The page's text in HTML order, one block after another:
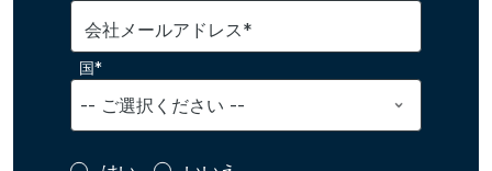
会社メールアドレス*
国*